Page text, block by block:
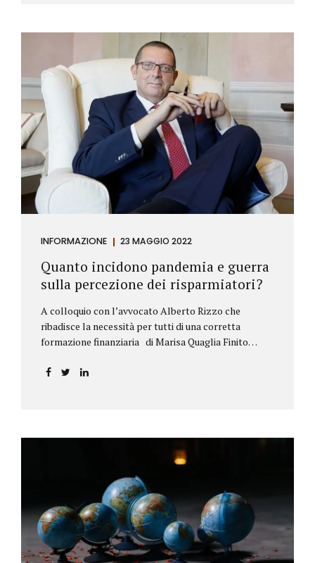
76/2021. La psicologa ricorreva in via d’urgenza al
Tribunale di Firenze per chiedere la sospensione di
tale provvedimento, gravemente pregiudizievole per
la propria persona, in quanto impeditivo dello
svolgimento della libera professione. Per il Giudice
fiorentino, Dott.ssa Susanna Zanda, il
provvedimento assunto dal Consiglio lede...
INFORMAZIONE 23 MAGGIO 2022
Quanto incidono pandemia e guerra
sulla percezione dei risparmiatori?
A colloquio con l’avvocato Alberto Rizzo che
ribadisce la necessità per tutti di una corretta
formazione finanziaria di Marisa Quaglia Finito
periodo grigio della pandemia da Covid, possiamo
bancario e postale, direttore generale
dell’Accademia di educazione finanziaria presieduta
da Beppe Ghisolfi. Avvocato Rizzo, si sono
registrati cambiamenti sulla percezione della
sicurezza dei propri risparmi? Parto da una
considerazione scientifica. John Ioannidis, noto
professore di medicina, di epidemiologia e...